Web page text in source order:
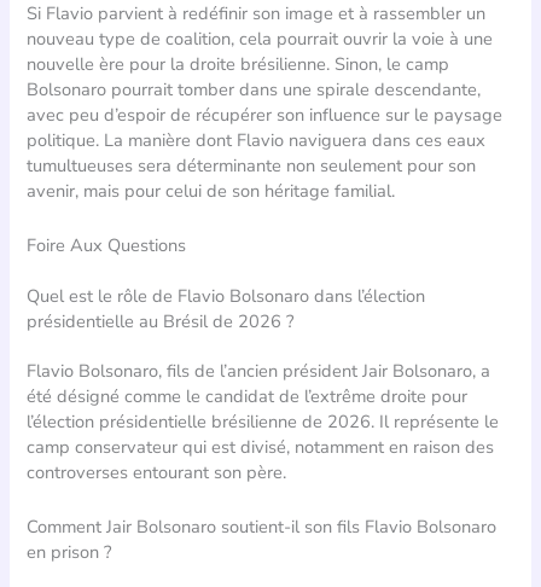
Si Flavio parvient à redéfinir son image et à rassembler un
nouveau type de coalition, cela pourrait ouvrir la voie à une
nouvelle ère pour la droite brésilienne. Sinon, le camp
Bolsonaro pourrait tomber dans une spirale descendante,
avec peu d’espoir de récupérer son influence sur le paysage
politique. La manière dont Flavio naviguera dans ces eaux
tumultueuses sera déterminante non seulement pour son
avenir, mais pour celui de son héritage familial.
Foire Aux Questions
Quel est le rôle de Flavio Bolsonaro dans l’élection
présidentielle au Brésil de 2026 ?
Flavio Bolsonaro, fils de l’ancien président Jair Bolsonaro, a
été désigné comme le candidat de l’extrême droite pour
l’élection présidentielle brésilienne de 2026. Il représente le
camp conservateur qui est divisé, notamment en raison des
controverses entourant son père.
Comment Jair Bolsonaro soutient-il son fils Flavio Bolsonaro
en prison ?